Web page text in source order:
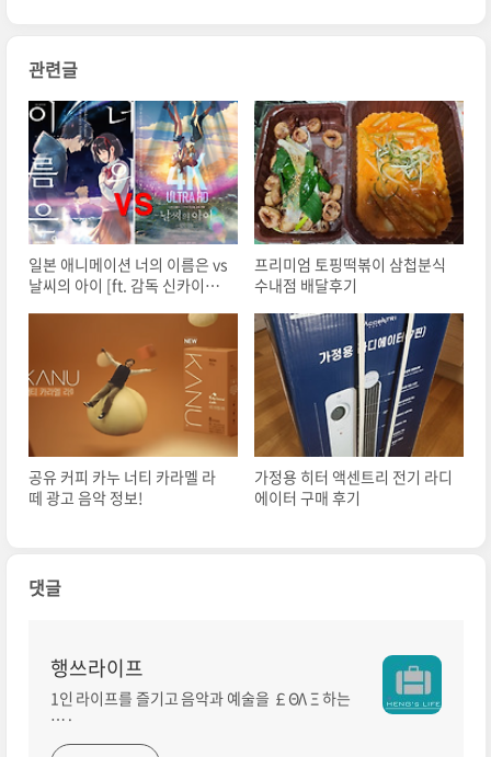
관련글
일본 애니메이션 너의 이름은 vs
날씨의 아이 [ft. 감독 신카이마
프리미엄 토핑떡볶이 삼첩분식
수내점 배달후기
공유 커피 카누 너티 카라멜 라
떼 광고 음악 정보!
가정용 히터 액센트리 전기 라디
에이터 구매 후기
댓글
행쓰라이프
1인 라이프를 즐기고 음악과 예술을 ￡ΘΛ Ξ 하는
…·